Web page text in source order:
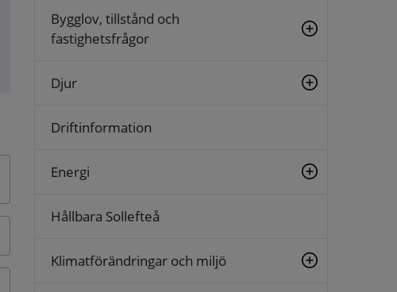
Bygglov, tillstånd och
fastighetsfrågor
Djur
Driftinformation
Energi
Hållbara Sollefteå
Klimatförändringar och miljö